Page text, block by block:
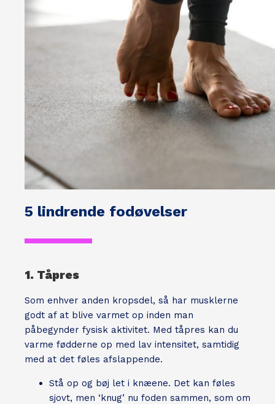
5 lindrende fodøvelser
1. Tåpres
Som enhver anden kropsdel, så har musklerne
godt af at blive varmet op inden man
påbegynder fysisk aktivitet. Med tåpres kan du
varme fødderne op med lav intensitet, samtidig
med at det føles afslappende.
Stå op og bøj let i knæene. Det kan føles
sjovt, men ‘knug’ nu foden sammen, som om